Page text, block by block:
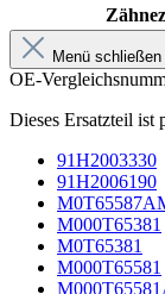
Menü schließen
OE-
Dieses Ersatzteil ist
91H2003330
91H2006190
M000T65381
M0T65381
M000T65581